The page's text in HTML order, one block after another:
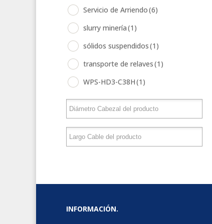
Servicio de Arriendo(6)
slurry minería(1)
sólidos suspendidos(1)
transporte de relaves(1)
WPS-HD3-C38H(1)
INFORMACIÓN.